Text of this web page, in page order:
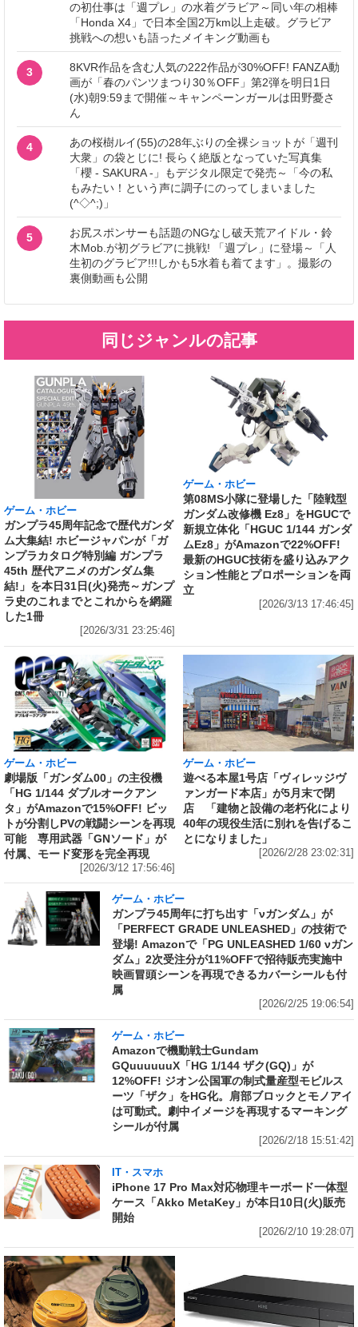
の初仕事は「週プレ」の水着グラビア～同い年の相棒
「Honda X4」で日本全国2万km以上走破。グラビア
挑戦への想いも語ったメイキング動画も
3
8KVR作品を含む人気の222作品が30%OFF! FANZA動
画が「春のパンツまつり30％OFF」第2弾を明日1日
(水)朝9:59まで開催～キャンペーンガールは田野憂さ
ん
4
あの桜樹ルイ(55)の28年ぶりの全裸ショットが「週刊
大衆」の袋とじに! 長らく絶版となっていた写真集
「櫻 - SAKURA -」もデジタル限定で発売～「今の私
もみたい！という声に調子にのってしまいました
(^◇^;)」
5
お尻スポンサーも話題のNGなし破天荒アイドル・鈴
木Mob.が初グラビアに挑戦! 「週プレ」に登場～「人
生初のグラビア!!!しかも5水着も着てます」。撮影の
裏側動画も公開
同じジャンルの記事
ゲーム・ホビー
ガンプラ45周年記念で歴代ガンダ
ム大集結! ホビージャパンが「ガ
ンプラカタログ特別編 ガンプラ
45th 歴代アニメのガンダム集
結!」を本日31日(火)発売～ガンプ
ラ史のこれまでとこれからを網羅
した1冊
[2026/3/31 23:25:46]
ゲーム・ホビー
第08MS小隊に登場した「陸戦型
ガンダム改修機 Ez8」をHGUCで
新規立体化「HGUC 1/144 ガンダ
ムEz8」がAmazonで22%OFF!
最新のHGUC技術を盛り込みアク
ション性能とプロポーションを両
立
[2026/3/13 17:46:45]
ゲーム・ホビー
劇場版「ガンダム00」の主役機
「HG 1/144 ダブルオークアン
タ」がAmazonで15%OFF! ビッ
トが分割しPVの戦闘シーンを再現
可能 専用武器「GNソード」が
付属、モード変形を完全再現
[2026/3/12 17:56:46]
ゲーム・ホビー
遊べる本屋1号店「ヴィレッジヴ
ァンガード本店」が5月末で閉
店 「建物と設備の老朽化により
40年の現役生活に別れを告げるこ
とになりました」
[2026/2/28 23:02:31]
ゲーム・ホビー
ガンプラ45周年に打ち出す「νガンダム」が
「PERFECT GRADE UNLEASHED」の技術で
登場! Amazonで「PG UNLEASHED 1/60 νガン
ダム」2次受注分が11%OFFで招待販売実施中
映画冒頭シーンを再現できるカバーシールも付
属
[2026/2/25 19:06:54]
ゲーム・ホビー
Amazonで機動戦士Gundam
GQuuuuuuX「HG 1/144 ザク(GQ)」が
12%OFF! ジオン公国軍の制式量産型モビルス
ーツ「ザク」をHG化。肩部ブロックとモノアイ
は可動式。劇中イメージを再現するマーキング
シールが付属
[2026/2/18 15:51:42]
IT・スマホ
iPhone 17 Pro Max対応物理キーボード一体型
ケース「Akko MetaKey」が本日10日(火)販売
開始
[2026/2/10 19:28:07]